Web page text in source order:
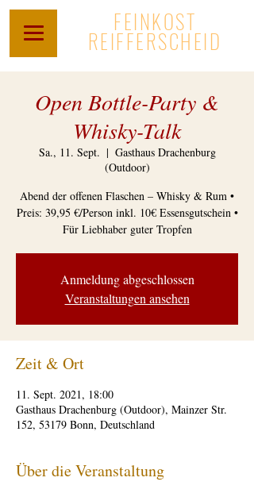
FEINKOST
REIFFERSCHEID
Open Bottle-Party &
Whisky-Talk
Sa., 11. Sept.
  |
Gasthaus Drachenburg
(Outdoor)
Abend der offenen Flaschen – Whisky & Rum •
Preis: 39,95 €/Person inkl. 10€ Essensgutschein •
Für Liebhaber guter Tropfen
Anmeldung abgeschlossen
Veranstaltungen ansehen
Zeit & Ort
11. Sept. 2021, 18:00
Gasthaus Drachenburg (Outdoor), Mainzer Str.
152, 53179 Bonn, Deutschland
Über die Veranstaltung